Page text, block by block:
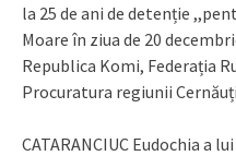
la 25 de ani de detenție
Moare în ziua de 20
Republica Komi, Federația
Procuratura regiunii
CATARANCIUC Eudochia a